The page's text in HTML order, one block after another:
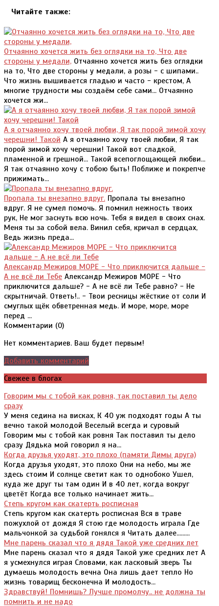
Читайте также:
Отчаянно хочется жить без оглядки на то, Что две
стороны у медали, Отчаянно хочется жить без оглядки
на то, Что две стороны у медали, а розы - с шипами..
Что жизнь вышивается гладью и часто - крестом, А
многие трудности мы создаём себе сами... Отчаянно
хочется жи...
А я отчаянно хочу твоей любви, Я так порой зимой хочу
черешни! Такой А я отчаянно хочу твоей любви, Я так
порой зимой хочу черешни! Такой вот сладкой,
пламенной и грешной... Такой всепоглощающей любви...
Я так отчаянно хочу с тобою быть! Поближе и покрепче
прижимать...
Пропала ты внезапно вдруг. Пропала ты внезапно
вдруг. Я не сумел помочь. Я помнил нежность твоих
рук, Не мог заснуть всю ночь. Тебя я видел в своих снах.
Меня ты за собой вела. Винил себя, кричал в сердцах,
Ведь жизнь преда...
Александр Межиров МОРЕ - Что приключится дальше -
А не всё ли Тебе Александр Межиров МОРЕ - Что
приключится дальше? - А не всё ли Тебе равно? - Не
скрытничай. Ответь!.. - Твои ресницы жёсткие от соли И
смуглых щёк обветренная медь. И море, море, море
перед ...
Комментарии (0)
Нет комментариев. Ваш будет первым!
Добавить комментарий
Свежее в блогах
Говорим мы с тобой как ровня, так поставил ты дело
сразу
У меня седина на висках, К 40 уж подходят годы А ты
вечно такой молодой Веселый всегда и суровый
Говорим мы с тобой как ровня Так поставил ты дело
сразу Дядька мой говорил я на...
Когда друзья уходят, это плохо (памяти Димы друга)
Когда друзья уходят, это плохо Они на небо, мы же
здесь стоим И солнце светит как то однобоко Ушел,
куда же друг ты там один И в 40 лет, когда вокруг
цветёт Когда все только начинает жить...
Степь кругом как скатерть росписная
Степь кругом как скатерть росписная Вся в траве
пожухлой от дождя Я стою где молодость играла Где
мальчонкой за судьбой гонялся я Читать далее.........
Мне парень сказал что я дядя Такой уже средних лет
Мне парень сказал что я дядя Такой уже средних лет А
я усмехнулся играя Словами, как ласковый зверь Ты
думаешь молодость вечна Она лишь дает тепло Но
жизнь товарищ бесконечна И молодость...
Здравствуй! Помнишь? Лучше промолчу.. не должна ты
помнить и не надо